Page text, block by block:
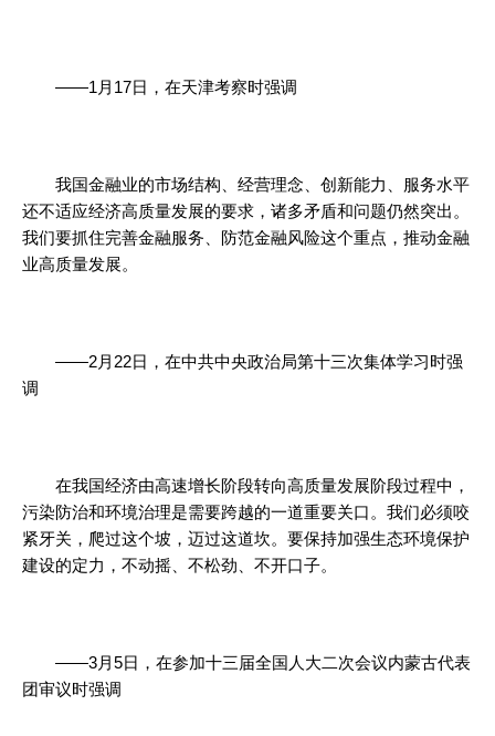
——1月17日，在天津考察时强调
我国金融业的市场结构、经营理念、创新能力、服务水平
还不适应经济高质量发展的要求，诸多矛盾和问题仍然突出。
我们要抓住完善金融服务、防范金融风险这个重点，推动金融
业高质量发展。
——2月22日，在中共中央政治局第十三次集体学习时强
调
在我国经济由高速增长阶段转向高质量发展阶段过程中，
污染防治和环境治理是需要跨越的一道重要关口。我们必须咬
紧牙关，爬过这个坡，迈过这道坎。要保持加强生态环境保护
建设的定力，不动摇、不松劲、不开口子。
——3月5日，在参加十三届全国人大二次会议内蒙古代表
团审议时强调